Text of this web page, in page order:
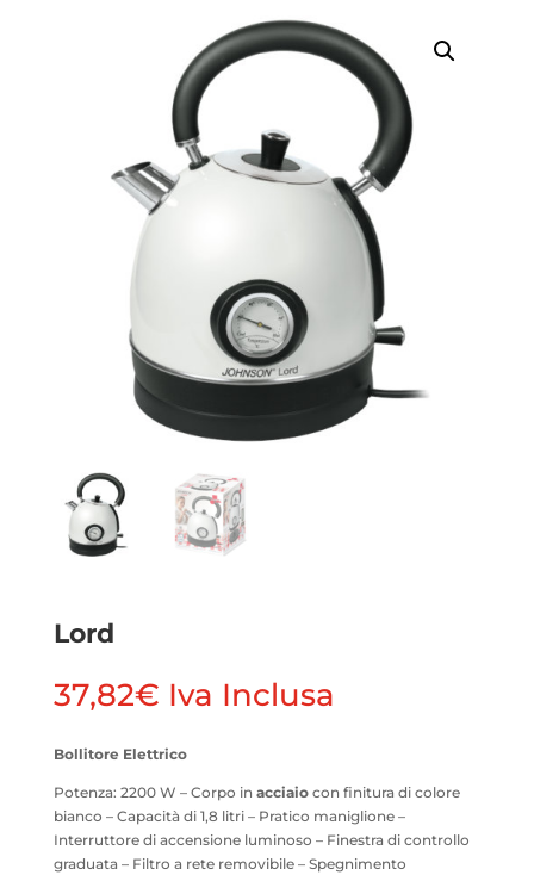
Lord
37,82€ Iva Inclusa
Bollitore Elettrico
Potenza: 2200 W – Corpo in acciaio con finitura di colore
bianco – Capacità di 1,8 litri – Pratico maniglione –
Interruttore di accensione luminoso – Finestra di controllo
graduata – Filtro a rete removibile – Spegnimento